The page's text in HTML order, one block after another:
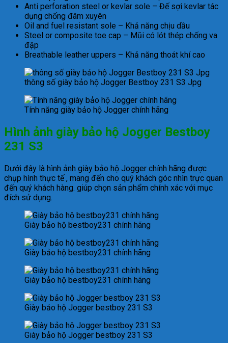
Anti perforation steel or kevlar sole – Đế sợi kevlar tác
dụng chống đâm xuyên
Oil and fuel resistant sole – Khả năng chịu dầu
Steel or composite toe cap – Mũi có lót thép chống va
đập
Breathable leather uppers – Khả năng thoát khí cao
thông số giày bảo hộ Jogger Bestboy 231 S3 Jpg
Tính năng giày bảo hộ Jogger chính hãng
Hình ảnh giày bảo hộ Jogger Bestboy
231 S3
Dưới đây là hình ảnh giày bảo hộ Jogger chính hãng được
chụp hình thực tế , mang đến cho quý khách góc nhìn trực quan
đến quý khách hàng. giúp chọn sản phẩm chính xác với mục
đích sử dụng.
Giày bảo hộ bestboy231 chính hãng
Giày bảo hộ bestboy231 chính hãng
Giày bảo hộ bestboy231 chính hãng
Giày bảo hộ Jogger bestboy 231 S3
Giày bảo hộ Jogger bestboy 231 S3